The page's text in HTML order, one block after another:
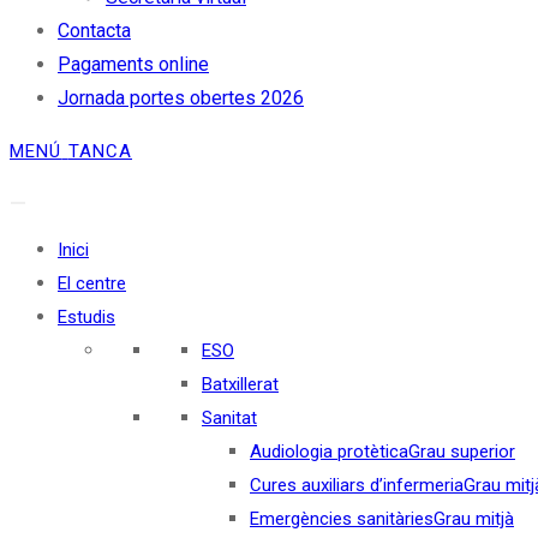
Contacta
Pagaments online
Jornada portes obertes 2026
MENÚ TANCA
Inici
El centre
Estudis
ESO
Batxillerat
Sanitat
Audiologia protèticaGrau superior
Cures auxiliars d’infermeriaGrau
Emergències sanitàriesGrau mitjà